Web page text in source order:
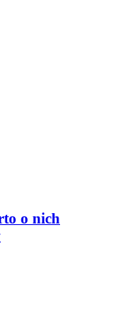
o nich